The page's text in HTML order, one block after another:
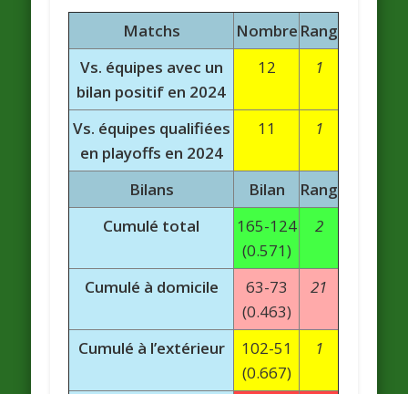
Matchs Nombre Rang
Vs. équipes avec un
bilan positif en 2024
12 1
Vs. équipes qualifiées
en playoffs en 2024
11 1
Bilans Bilan
Rang
Cumulé total
165-124
(0.571)
2
Cumulé à domicile
63-73
(0.463)
21
Cumulé à l’extérieur
102-51
(0.667)
1